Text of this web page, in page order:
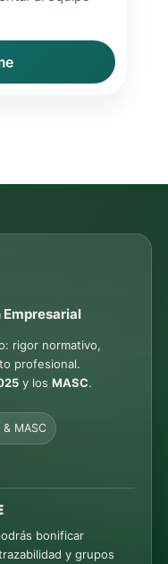
Empresarial
rigor normativo,
profesional.
y los MASC.
MASC
bonificar
y grupos